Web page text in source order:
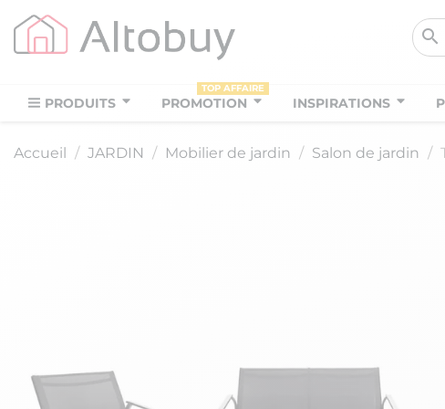
search
PRODUITS PROMOTION
TOP AFFAIRE
INSPIRATIONS
Accueil JARDIN Mobilier de jardin Salon de jardin